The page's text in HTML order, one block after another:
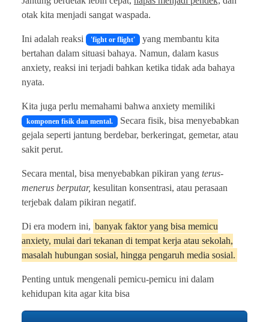
otak kita menjadi sangat waspada.
Ini adalah reaksi 'fight or flight' yang membantu kita
bertahan dalam situasi bahaya. Namun, dalam kasus
anxiety, reaksi ini terjadi bahkan ketika tidak ada bahaya
nyata.
Kita juga perlu memahami bahwa anxiety memiliki
komponen fisik dan mental. Secara fisik, bisa menyebabkan
gejala seperti jantung berdebar, berkeringat, gemetar, atau
sakit perut.
Secara mental, bisa menyebabkan pikiran yang terus-
menerus berputar, kesulitan konsentrasi, atau perasaan
terjebak dalam pikiran negatif.
Di era modern ini, banyak faktor yang bisa memicu
anxiety, mulai dari tekanan di tempat kerja atau sekolah,
masalah hubungan sosial, hingga pengaruh media sosial.
Penting untuk mengenali pemicu-pemicu ini dalam
kehidupan kita agar kita bisa